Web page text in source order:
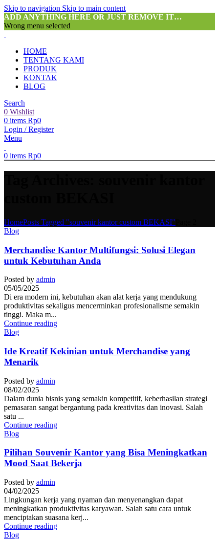
Skip to navigation Skip to main content
ADD ANYTHING HERE OR JUST REMOVE IT…
Wrong menu selected
HOME
TENTANG KAMI
PRODUK
KONTAK
BLOG
Search
0 Wishlist
0 items Rp0
Login / Register
Menu
0 items Rp0
HomePosts Tagged "souvenir kantor custom BEKASI"
Blog
Merchandise Kantor Multifungsi: Solusi Elegan
untuk Kebutuhan Anda
Posted by admin
05/05/2025
Di era modern ini, kebutuhan akan alat kerja yang mendukung
produktivitas sekaligus mencerminkan profesionalisme semakin
tinggi. Maka m...
Continue reading
Blog
Ide Kreatif Kekinian untuk Merchandise yang
Menarik
Posted by admin
08/02/2025
Dalam dunia bisnis yang semakin kompetitif, keberhasilan strategi
pemasaran sangat bergantung pada kreativitas dan inovasi. Salah
satu ...
Continue reading
Blog
Pilihan Souvenir Kantor yang Bisa Meningkatkan
Mood Saat Bekerja
Posted by admin
04/02/2025
Lingkungan kerja yang nyaman dan menyenangkan dapat
meningkatkan produktivitas karyawan. Salah satu cara untuk
menciptakan suasana kerj...
Continue reading
Blog